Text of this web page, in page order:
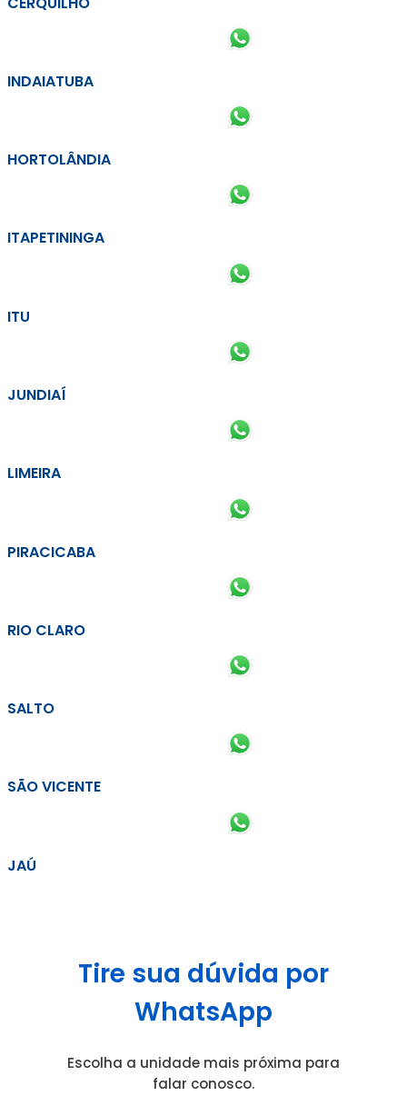
INDAIATUBA
HORTOLÂNDIA
ITAPETININGA
ITU
JUNDIAÍ
LIMEIRA
PIRACICABA
RIO CLARO
SALTO
SÃO VICENTE
JAÚ
Tire sua dúvida por
WhatsApp
Escolha a unidade mais próxima para
falar conosco.